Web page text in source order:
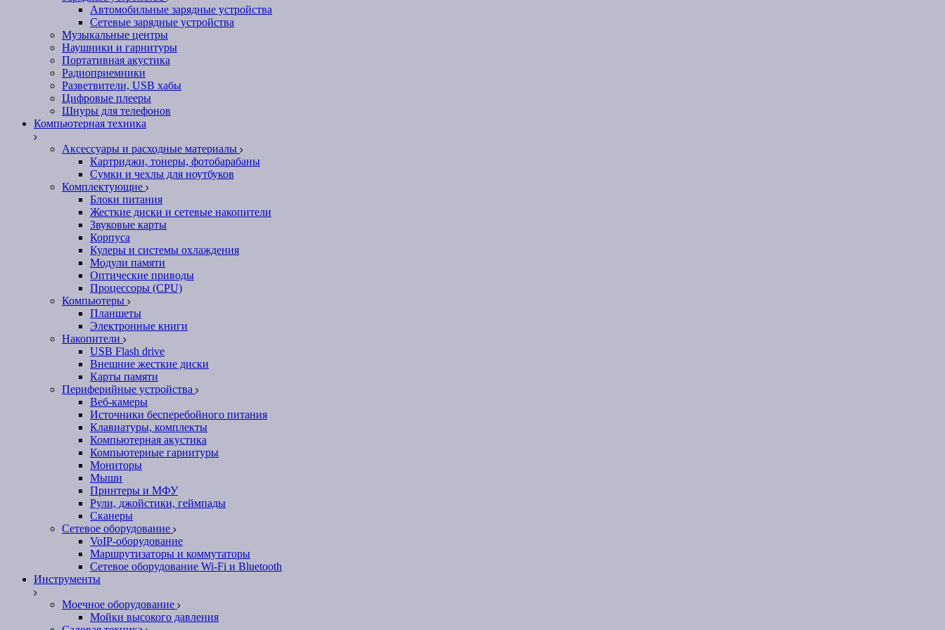
Автомобильные зарядные устройства
Сетевые зарядные устройства
Музыкальные центры
Наушники и гарнитуры
Портативная акустика
Радиоприемники
Разветвители, USB хабы
Цифровые плееры
Шнуры для телефонов
Компьютерная техника
Аксессуары и расходные материалы
Картриджи, тонеры, фотобарабаны
Сумки и чехлы для ноутбуков
Комплектующие
Блоки питания
Жесткие диски и сетевые накопители
Звуковые карты
Корпуса
Кулеры и системы охлаждения
Модули памяти
Оптические приводы
Процессоры (CPU)
Компьютеры
Планшеты
Электронные книги
Накопители
USB Flash drive
Внешние жесткие диски
Карты памяти
Периферийные устройства
Веб-камеры
Источники бесперебойного питания
Клавиатуры, комплекты
Компьютерная акустика
Компьютерные гарнитуры
Мониторы
Мыши
Принтеры и МФУ
Рули, джойстики, геймпады
Сканеры
Сетевое оборудование
VoIP-оборудование
Маршрутизаторы и коммутаторы
Сетевое оборудование Wi-Fi и Bluetooth
Инструменты
Моечное оборудование
Мойки высокого давления